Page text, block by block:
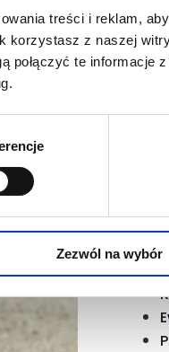
treści i reklam,
korzystasz z naszej
połączyć te informacje
Zezwól na wybór
jest
w
do